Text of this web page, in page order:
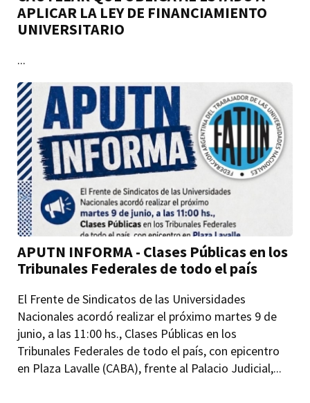
APLICAR LA LEY DE FINANCIAMIENTO
UNIVERSITARIO
...
APUTN INFORMA - Clases Públicas en los
Tribunales Federales de todo el país
El Frente de Sindicatos de las Universidades
Nacionales acordó realizar el próximo martes 9 de
junio, a las 11:00 hs., Clases Públicas en los
Tribunales Federales de todo el país, con epicentro
en Plaza Lavalle (CABA), frente al Palacio Judicial,...